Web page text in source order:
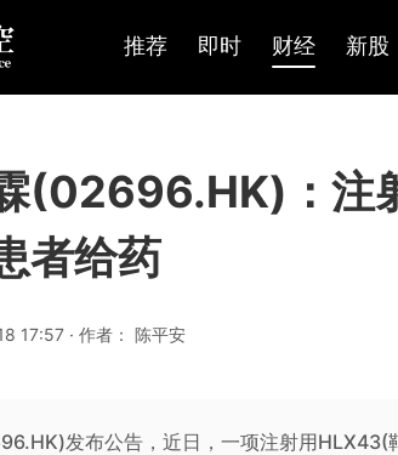
推荐 即时 财经 新股
(02696.HK)：注
者给药
17:57 · 作者： 陈平安
发布公告，近日，一项注射用